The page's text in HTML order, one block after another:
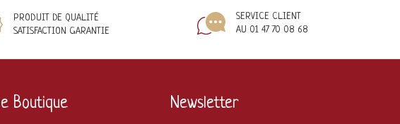
PRODUIT DE QUALITÉ
SATISFACTION GARANTIE
SERVICE CLIENT
AU 01 47 70 08 68
Boutique Newsletter